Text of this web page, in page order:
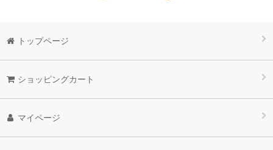
トップページ
ショッピングカート
マイページ